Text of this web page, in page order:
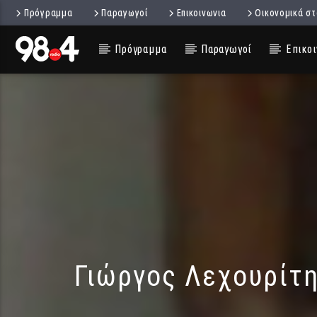
Πρόγραμμα Παραγωγοί Επικοινωνια Οικονομικά
Πρόγραμμα Παραγωγοί
Γιώργος